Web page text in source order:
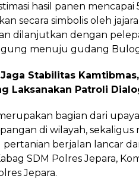
hasil panen
secara simbolis oleh
dilanjutkan dengan
menuju gudang
Jaga Stabilitas
Laksanakan Patroli
bagian dari
di wilayah, sekaligus
pertanian berjalan lancar
SDM Polres Jepara,
Jepara.